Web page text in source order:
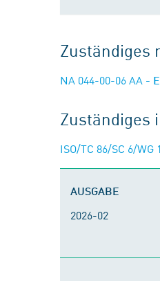
Zuständiges
NA 044-00-06 AA -
Zuständiges
ISO/TC 86/SC 6/WG 1
AUSGABE
2026-02